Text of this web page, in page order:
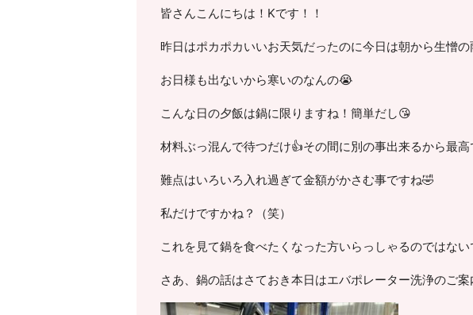
皆さんこんにちは！Kです！！
昨日はポカポカいいお天気だったのに今日は朝から生憎の
お日様も出ないから寒いのなんの😭
こんな日の夕飯は鍋に限りますね！簡単だし😘
材料ぶっ混んで待つだけ👍その間に別の事出来るから最高
難点はいろいろ入れ過ぎて金額がかさむ事ですね🤣
私だけですかね？（笑）
これを見て鍋を食べたくなった方いらっしゃるのではな
さあ、鍋の話はさておき本日はエバポレーター洗浄のご案